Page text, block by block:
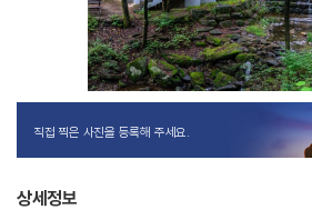
직접 찍은 사진을 등록해 주세요.
상세정보